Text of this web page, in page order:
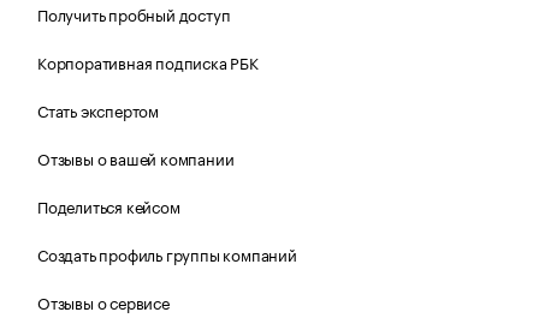
Получить пробный доступ
Корпоративная подписка РБК
Стать экспертом
Отзывы о вашей компании
Поделиться кейсом
Создать профиль группы компаний
Отзывы о сервисе